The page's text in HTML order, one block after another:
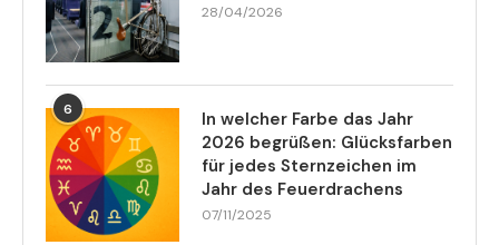
28/04/2026
6
In welcher Farbe das Jahr
2026 begrüßen: Glücksfarben
für jedes Sternzeichen im
Jahr des Feuerdrachens
07/11/2025